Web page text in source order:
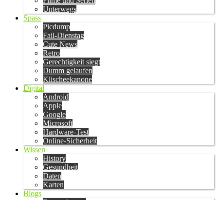
Unterwegs
Spass
Picdump
Fail-Dienstag
Cute News
Retro
Gerechtigkeit siegt
Dumm gelaufen
Klischeekanone
Digital
Android
Apple
Google
Microsoft
Hardware-Test
Online-Sicherheit
Wissen
History
Gesundheit
Daten
Karten
Blogs